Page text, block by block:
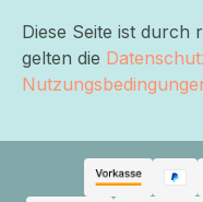
Diese Seite ist durch
gelten die